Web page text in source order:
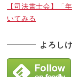
【司法書士会】「
いてみる
よろし